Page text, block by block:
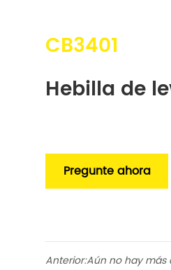
CB3401
Hebilla de
Pregunte ahora
Anterior:Aún no hay más